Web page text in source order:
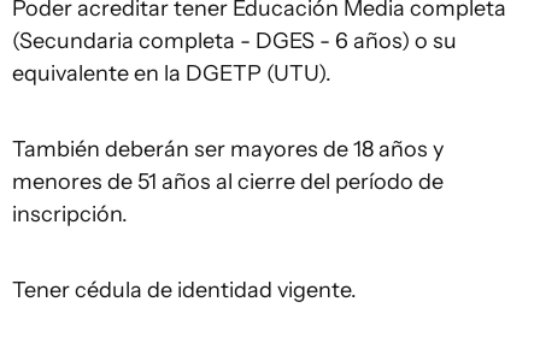
Poder acreditar tener Educación Media completa
(Secundaria completa - DGES - 6 años) o su
equivalente en la DGETP (UTU).
También deberán ser mayores de 18 años y
menores de 51 años al cierre del período de
inscripción.
Tener cédula de identidad vigente.